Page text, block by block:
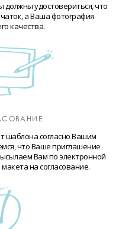
удостовериться, что
а Ваша фотография
качества.
шаблона согласно Вашим
что Ваше приглашение
Вам по электронной
на согласование.